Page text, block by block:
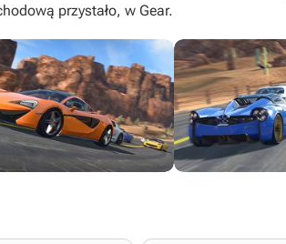
przystało, w Gear.